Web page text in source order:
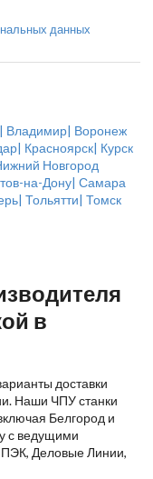
данных
| Владимир| Воронеж
| Красноярск| Курск
Новгород
на-Дону| Самара
| Тольятти| Томск
в
доставки
Наши ЧПУ станки
Белгород и
с ведущими
Деловые Линии,